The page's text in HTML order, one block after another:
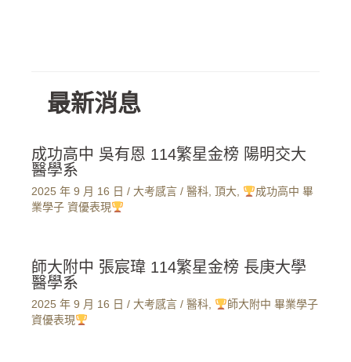
最新消息
成功高中 吳有恩 114繁星金榜 陽明交大
醫學系
2025 年 9 月 16 日 / 大考感言 / 醫科, 頂大,
成功高中 畢
業學子 資優表現
師大附中 張宸瑋 114繁星金榜 長庚大學
醫學系
2025 年 9 月 16 日 / 大考感言 / 醫科,
師大附中 畢業學子
資優表現